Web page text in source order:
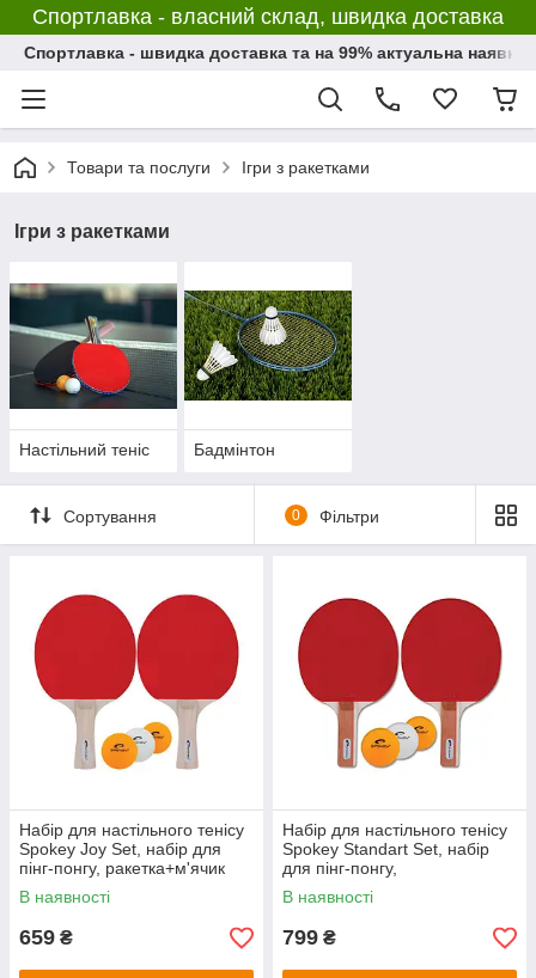
Спортлавка - власний склад, швидка доставка
Спортлавка - швидка доставка та на 99% актуальна
Товари та послуги Ігри з ракетками
Ігри з ракетками
Настільний теніс Бадмінтон
Сортування 0 Фільтри
Набір для настільного тенісу
Spokey Joy Set, набір для
пінг-понгу, ракетка+м'ячик
В наявності
659 ₴
Набір для настільного тенісу
Spokey Standart Set, набір
для пінг-понгу,
ракетка+м'ячик
В наявності
799 ₴